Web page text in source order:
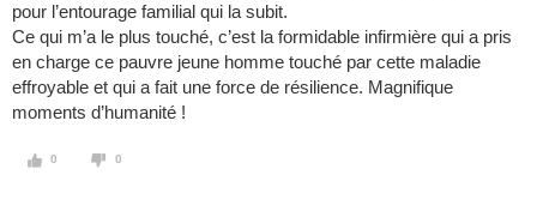
pour l’entourage familial qui la subit.
Ce qui m’a le plus touché, c’est la formidable infirmière qui a pris
en charge ce pauvre jeune homme touché par cette maladie
effroyable et qui a fait une force de résilience. Magnifique
moments d’humanité !
0 0